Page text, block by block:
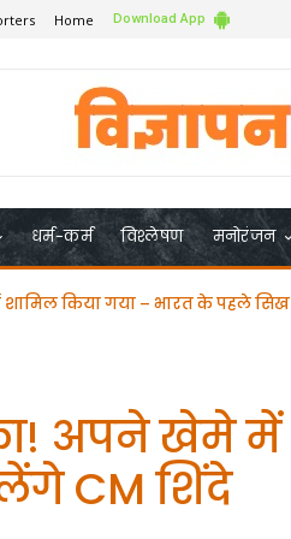
Home Download App
धर्म-कर्म विश्लेषण मनोरंजन
समर्थको के साथ नामंकन दाखिल किया
अपने खेमे में
CM शिंदे